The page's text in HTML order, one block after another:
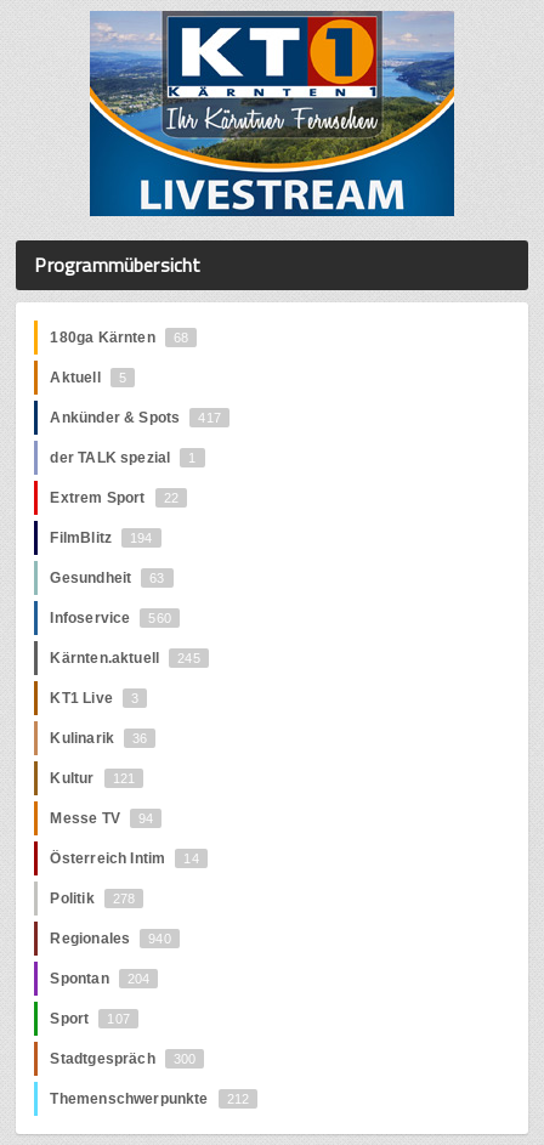
Programmübersicht
180ga Kärnten 68
Aktuell 5
Ankünder & Spots 417
der TALK spezial 1
Extrem Sport 22
FilmBlitz 194
Gesundheit 63
Infoservice 560
Kärnten.aktuell 245
KT1 Live 3
Kulinarik 36
Kultur 121
Messe TV 94
Österreich Intim 14
Politik 278
Regionales 940
Spontan 204
Sport 107
Stadtgespräch 300
Themenschwerpunkte 212